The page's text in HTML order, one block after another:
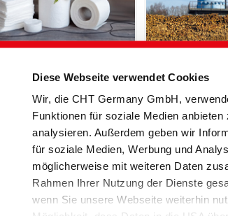
Diese Webseite verwendet Cookies
Wir, die CHT Germany GmbH,
Funktionen für soziale Medien
analysieren. Außerdem geben wir
für soziale Medien, Werbung und
möglicherweise mit weiteren Daten
Rahmen Ihrer Nutzung der Dienste
wenn Sie unsere Webseite weiterhin
Impressum Datenschutz Sitemap